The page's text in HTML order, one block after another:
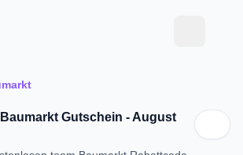
Gutschein - August